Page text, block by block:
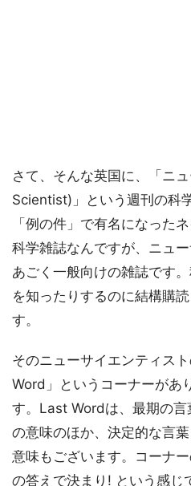
さて、そんな英国に、「ニ
Scientist)」という週刊の科
「例の件」で有名になった
科学雑誌なんですが、ニュ
あごく一般向けの雑誌です
を知ったりするのに結構購
す。
そのニューサイエンティス
Word」というコーナーがあ
す。Last Wordは、最期の言
の意味のほか、決定的な言
意味もございます。コーナ
の答えで決まり! という感じ